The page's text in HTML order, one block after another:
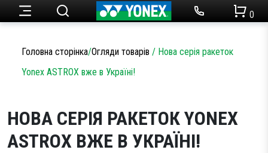
Теніс
Ракетки для тенісу
Струни для тенісу
Набори для бадмінтону
Ракетки для бадмінтону
Кросівки для бадмінтону
Одяг
Чоловічий одяг
Дитячий одяг
Огляди товарів
Акції
0
Головна сторінка/Огляди товарів / Нова серія ракеток
Yonex ASTROX вже в Україні!
НОВА СЕРІЯ РАКЕТОК YONEX
ASTROX ВЖЕ В УКРАЇНІ!